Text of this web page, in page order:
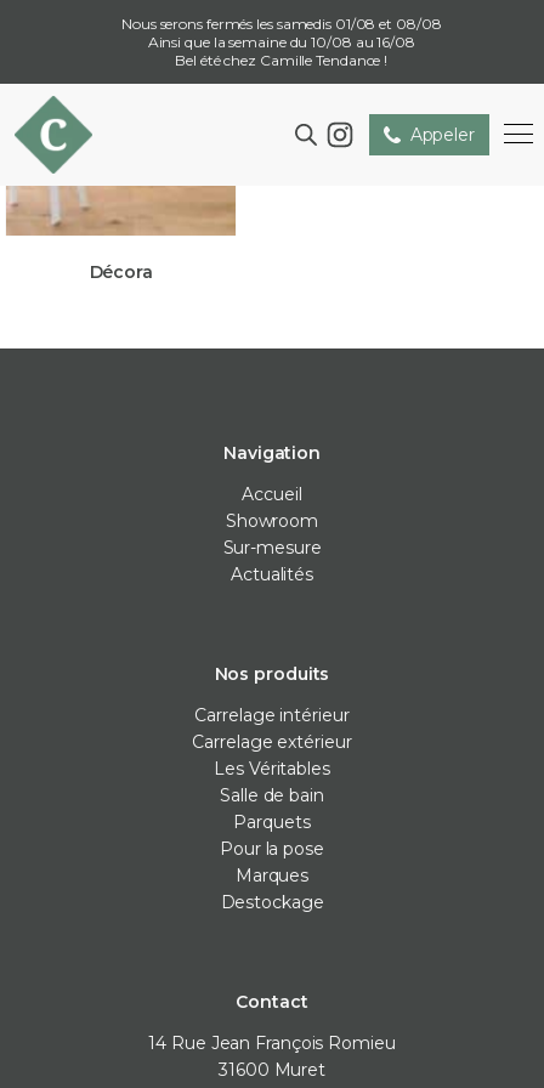
Nous serons fermés les samedis 01/08 et 08/08
Ainsi que la semaine du 10/08 au 16/08
Bel été chez Camille Tendance !
Appeler
Décora
Navigation
Accueil
Showroom
Sur-mesure
Actualités
Nos produits
Carrelage intérieur
Carrelage extérieur
Les Véritables
Salle de bain
Parquets
Pour la pose
Marques
Destockage
Contact
14 Rue Jean François Romieu
31600 Muret